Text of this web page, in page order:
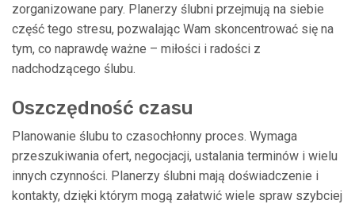
zorganizowane pary. Planerzy ślubni przejmują na siebie
część tego stresu, pozwalając Wam skoncentrować się na
tym, co naprawdę ważne – miłości i radości z
nadchodzącego ślubu.
Oszczędność czasu
Planowanie ślubu to czasochłonny proces. Wymaga
przeszukiwania ofert, negocjacji, ustalania terminów i wielu
innych czynności. Planerzy ślubni mają doświadczenie i
kontakty, dzięki którym mogą załatwić wiele spraw szybciej